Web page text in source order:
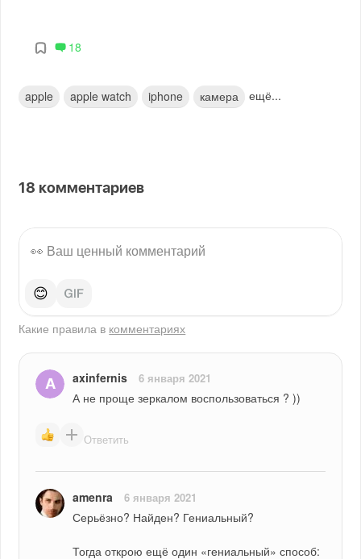
18
apple apple watch iphone камера ещё...
18 комментариев
😊
Какие правила в комментариях
axinfernis 6 января 2021
А не проще зеркалом воспользоваться ? ))
Ответить
amenra 6 января 2021
Серьёзно? Найден? Гениальный?
Тогда открою ещё один «гениальный» способ: